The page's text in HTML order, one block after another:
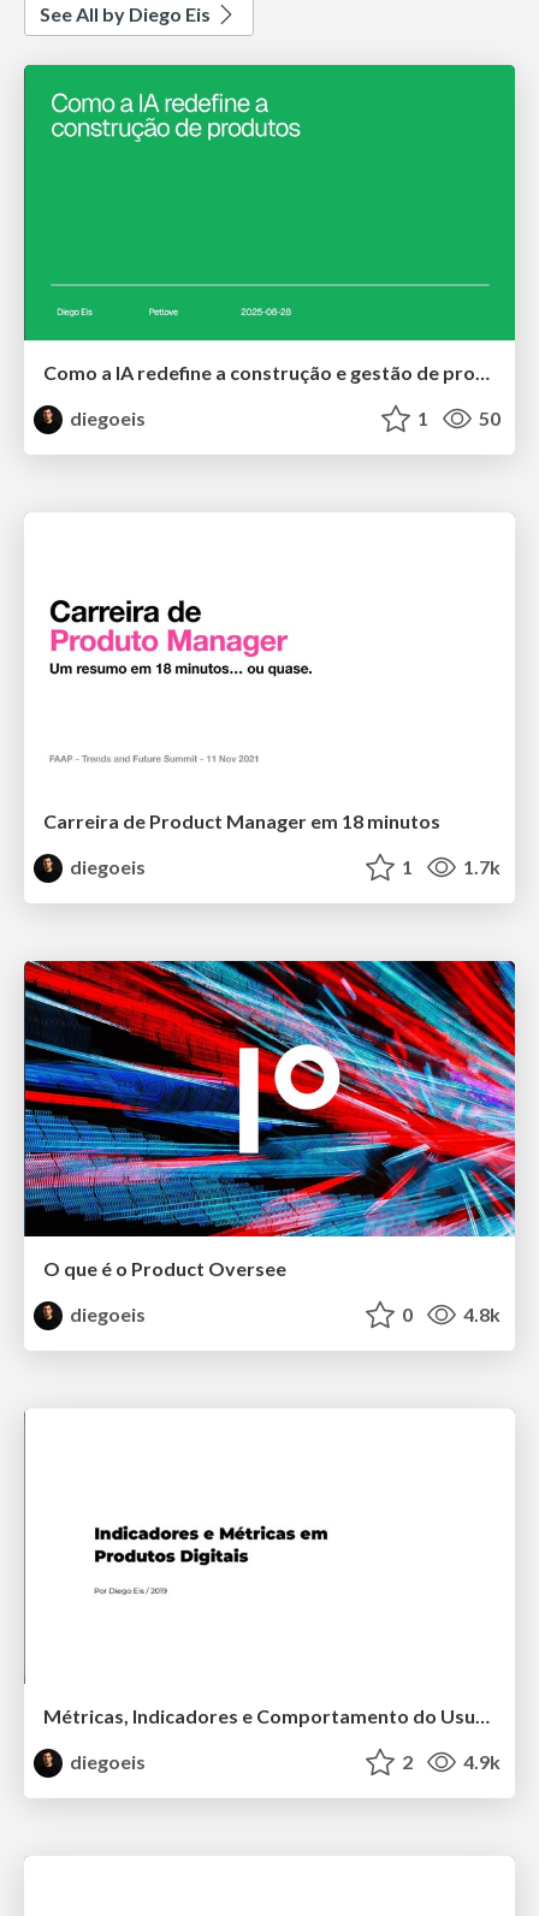
See All by Diego Eis
Como a IA redefine a construção e gestão de produtos
diegoeis
1 50
Carreira de Product Manager em 18 minutos
diegoeis
1 1.7k
O que é o Product Oversee
diegoeis
0 4.8k
Métricas, Indicadores e Comportamento do Usuário
diegoeis
2 4.9k